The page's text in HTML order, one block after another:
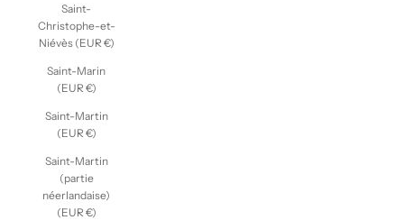
Saint-
Christophe-et-
Niévès (EUR €)
Saint-Marin
(EUR €)
Saint-Martin
(EUR €)
Saint-Martin
(partie
néerlandaise)
(EUR €)